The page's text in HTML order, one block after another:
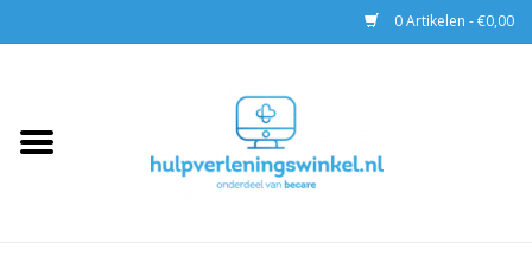
0 Artikelen - €0,00